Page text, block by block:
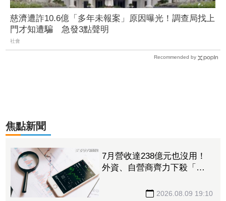
慈濟遭詐10.6億「多年未報案」原因曝光！調查局找上
門才知遭騙 急發3點聲明
社會
Recommended by
焦點新聞
7月營收達238億元也沒用！
外資、自營商齊力下殺「這
2026.08.09 19:10